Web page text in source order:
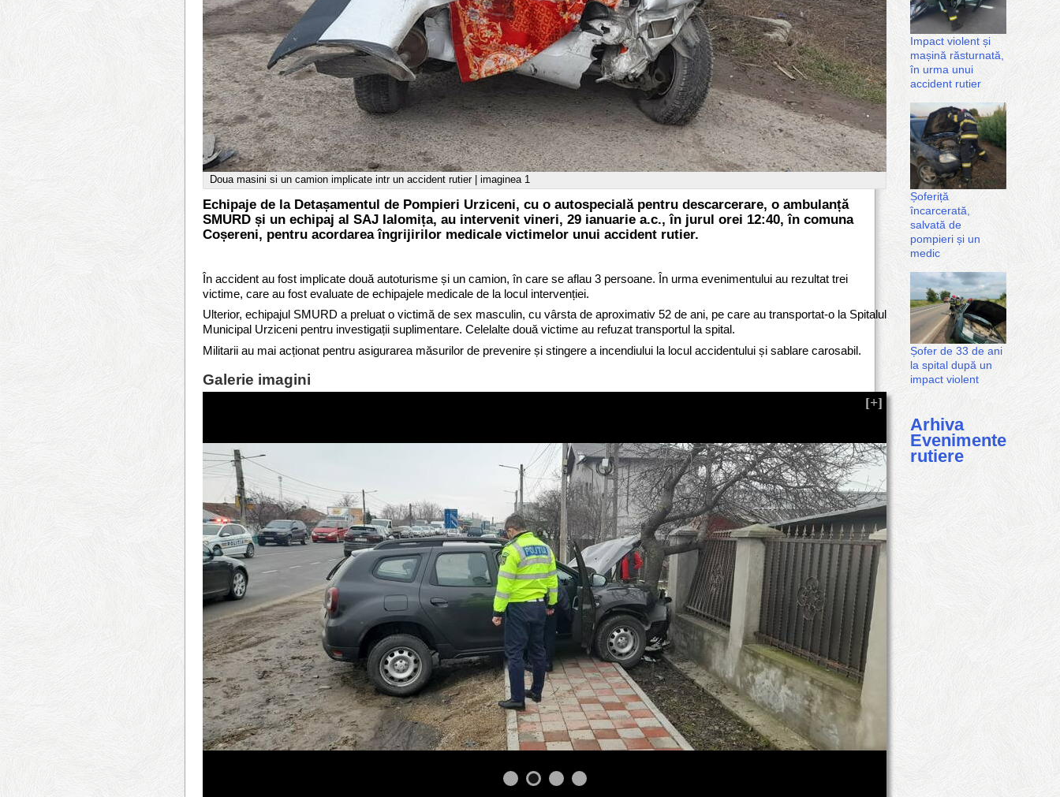
Doua masini si un camion implicate intr un accident rutier | imaginea 1
Echipaje de la Detașamentul de Pompieri Urziceni, cu o autospecială pentru descarcerare, o ambulanță
SMURD și un echipaj al SAJ Ialomița, au intervenit vineri, 29 ianuarie a.c., în jurul orei 12:40, în comuna
Coșereni, pentru acordarea îngrijirilor medicale victimelor unui accident rutier.
În accident au fost implicate două autoturisme și un camion, în care se aflau 3 persoane. În urma evenimentului au rezultat trei
victime, care au fost evaluate de echipajele medicale de la locul intervenției.
Ulterior, echipajul SMURD a preluat o victimă de sex masculin, cu vârsta de aproximativ 52 de ani, pe care au transportat-o la Spitalul
Municipal Urziceni pentru investigații suplimentare. Celelalte două victime au refuzat transportul la spital.
Militarii au mai acționat pentru asigurarea măsurilor de prevenire și stingere a incendiului la locul accidentului și sablare carosabil.
Galerie imagini
Impact violent și
mașină răsturnată,
în urma unui
accident rutier
Șoferiță
încarcerată,
salvată de
pompieri și un
medic
Șofer de 33 de ani
la spital după un
impact violent
Arhiva
Evenimente
rutiere